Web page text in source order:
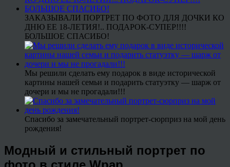
ЗАКАЗЫВАЛИ ПОРТРЕТ ПО ФОТО ДЛЯ ДОЧКИ КО
ДНЮ ЕЕ 18-ЛЕТИЯ!.. ПОДАРОК-СУПЕР!!!!
БОЛЬШОЕ СПАСИБО!
Мы решили сделать ему подарок в виде исторической
картины нашей семьи и подарить статуэтку — шарж от
дочери и мы не прогадали!!!
Спасибо за замечательный портрет-сюрприз на мой день
рождения!
Модный и стильный портрет по